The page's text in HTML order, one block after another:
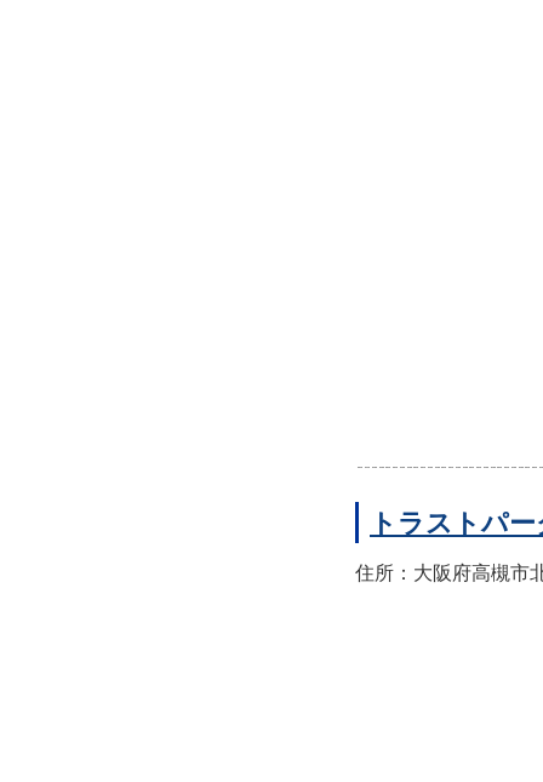
トラストパ
住所：大阪府高槻市